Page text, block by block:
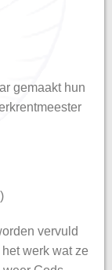
gemaakt hun
vervuld
werk wat ze